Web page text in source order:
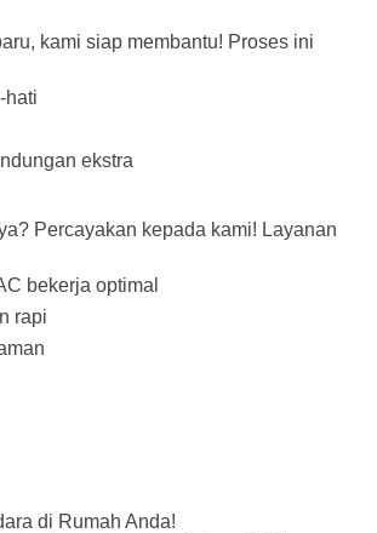
kami siap membantu! Proses ini
hati
ekstra
Percayakan kepada kami! Layanan
bekerja optimal
rapi
di Rumah Anda!